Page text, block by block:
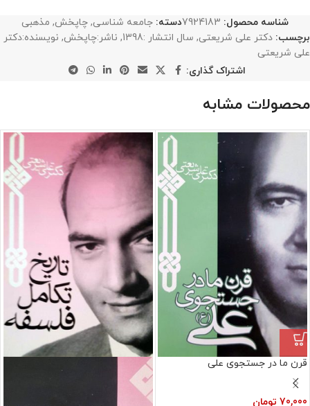
شناسه محصول: 7924183دسته: جامعه شناسی, چاپخش, مذهبی
برچسب: دکتر علی شریعتی, سال انتشار :1398 , ناشر:چاپخش, نویسنده:دکتر
علی شریعتی
اشتراک گذاری:
محصولات مشابه
قرن ما در جستجوی علی
70,000 تومان